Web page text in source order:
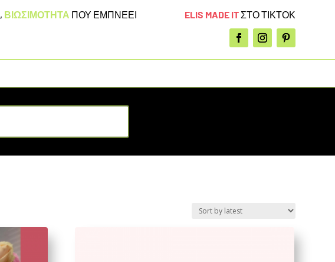
, ΒΙΩΣΙΜΟΤΗΤΑ ΠΟΥ ΕΜΠΝΕΕΙ ELIS MADE IT ΣΤΟ ΤΙΚΤΟΚ